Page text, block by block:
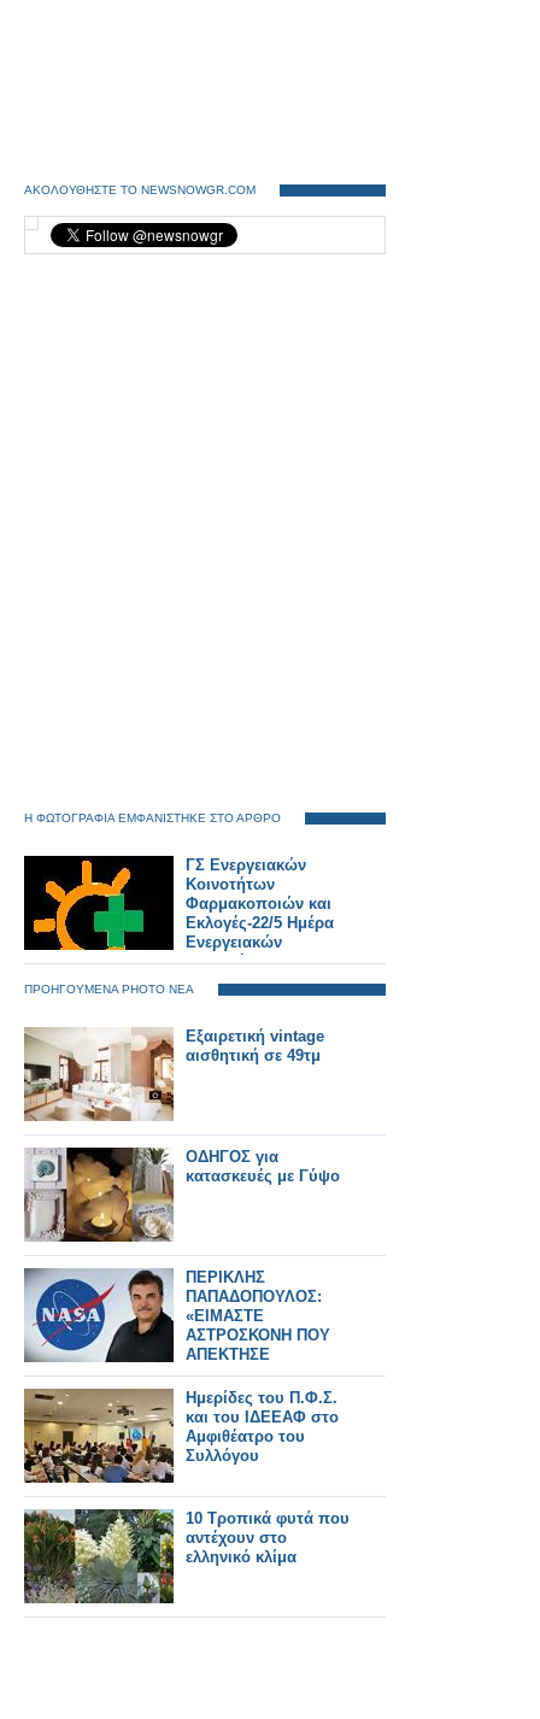
ΑΚΟΛΟΥΘΗΣΤΕ ΤΟ NEWSNOWGR.COM
Η ΦΩΤΟΓΡΑΦΙΑ ΕΜΦΑΝΙΣΤΗΚΕ ΣΤΟ ΑΡΘΡΟ
ΓΣ Ενεργειακών
Κοινοτήτων
Φαρμακοποιών και
Εκλογές-22/5 Ημέρα
Ενεργειακών
Κοινοτήτων στην
Ευρώπη
ΠΡΟΗΓΟΥΜΕΝΑ PHOTO ΝΕΑ
Εξαιρετική vintage
αισθητική σε 49τμ
ΟΔΗΓΟΣ για
κατασκευές με Γύψο
ΠΕΡΙΚΛΗΣ
ΠΑΠΑΔΟΠΟΥΛΟΣ:
«ΕΙΜΑΣΤΕ
ΑΣΤΡΟΣΚΟΝΗ ΠΟΥ
ΑΠΕΚΤΗΣΕ
ΣΥΝΕΙΔΗΣΗ» – Ο
ΗΓΕΤΗΣ ΤΗΣ NASA
ΠΙΣΩ ΑΠΟ ΤΟ Artemis
II
Ημερίδες του Π.Φ.Σ.
και του ΙΔΕΕΑΦ στο
Αμφιθέατρο του
Συλλόγου
10 Τροπικά φυτά που
αντέχουν στο
ελληνικό κλίμα